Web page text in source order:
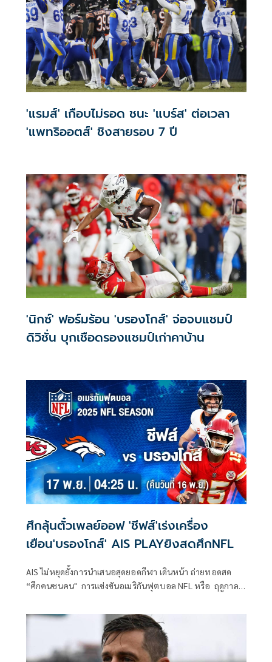
'แรมส์' เกือบไม่รอด ชนะ 'แบร์ส' ต่อเวลา
'แพทริออตส์' ชิงสายรอบ 7 ปี
'นิกซ์' ฟอร์มร้อน 'บรองโกส์' จ่อจบแชมป์
ดิวิชั่น บุกเชือดรองแชมป์เก่าคาบ้าน
ศึกลุ้นตั๋วเพลย์ออฟ 'ชีฟส์'เร่งเครื่อง
เยือน'บรองโกส์' AIS PLAYยิงสดศึกNFL
AIS ไม่หยุดยั้งการนำเสนอสุดยอดกีฬา เดินหน้า ถ่ายทอดสด
“ศึกคนชนคน" การแข่งขันอเมริกันฟุตบอล NFL หรือ ฤดูกาล
ถึงมือคุณผ่าน AIS PLAY ผ่านซีซั่นพาส เพียง 999 บาทเท่านั้น